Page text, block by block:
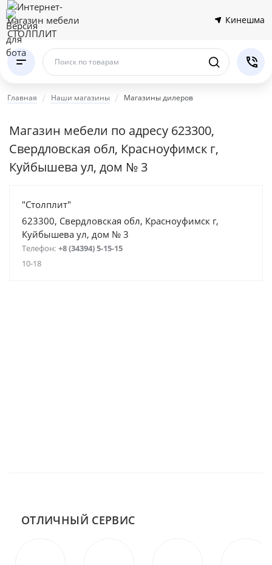
Кинешма
Поиск по товарам
Главная Наши магазины Магазины дилеров
Магазин мебели по адресу 623300,
Свердловская обл, Красноуфимск г,
Куйбышева ул, дом № 3
"Столплит"
623300, Свердловская обл, Красноуфимск г,
Куйбышева ул, дом № 3
Телефон: +8 (34394) 5-15-15
10-18
ОТЛИЧНЫЙ СЕРВИС